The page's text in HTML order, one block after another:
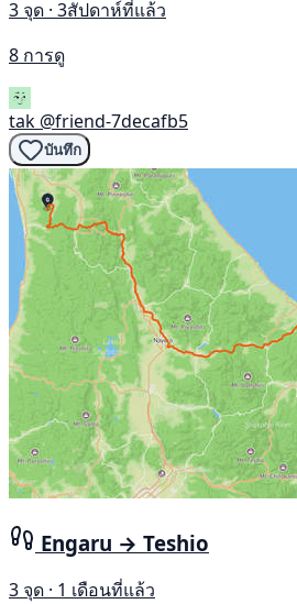
3 จุด · 3สัปดาห์ที่แล้ว
8 การดู
tak @friend-7decafb5
บันทึก
Engaru → Teshio
3 จุด · 1 เดือนที่แล้ว